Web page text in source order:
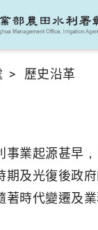
歷史沿革
事業起源甚早
期及光復後政
著時代變遷及